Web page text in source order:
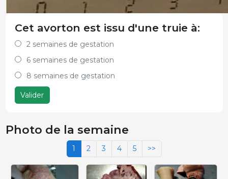
Cet avorton est issu d'une truie à:
2 semaines de gestation
6 semaines de gestation
8 semaines de gestation
Valider
Photo de la semaine
1 2 3 4 5 >>